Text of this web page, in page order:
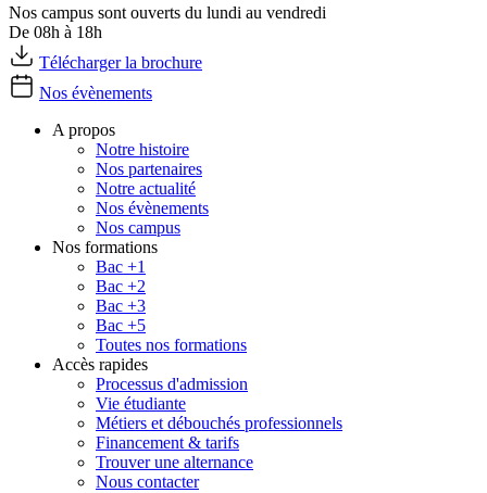
Nos campus sont ouverts du lundi au vendredi
De 08h à 18h
Télécharger la brochure
Nos évènements
A propos
Notre histoire
Nos partenaires
Notre actualité
Nos évènements
Nos campus
Nos formations
Bac +1
Bac +2
Bac +3
Bac +5
Toutes nos formations
Accès rapides
Processus d'admission
Vie étudiante
Métiers et débouchés professionnels
Financement & tarifs
Trouver une alternance
Nous contacter